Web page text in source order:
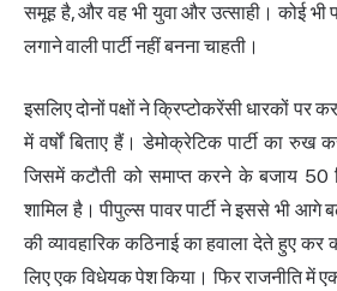
समूह है, और वह भी युवा और उत्साही। कोई भी
लगाने वाली पार्टी नहीं बनना चाहती।
इसलिए दोनों पक्षों ने क्रिप्टोकरेंसी धारकों पर
में वर्षों बिताए हैं। डेमोक्रेटिक पार्टी का
जिसमें कटौती को समाप्त करने के बजाय 50
शामिल है। पीपुल्स पावर पार्टी ने इससे भी आगे
की व्यावहारिक कठिनाई का हवाला देते हुए
लिए एक विधेयक पेश किया। फिर राजनीति में